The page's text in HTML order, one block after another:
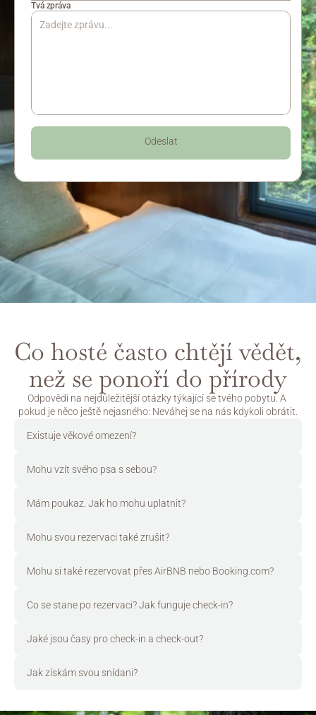
Tvá zpráva
Odeslat
Odeslat nyní
Co hosté často chtějí vědět,
než se ponoří do přírody
Odpovědi na nejdůležitější otázky týkající se tvého pobytu. A
pokud je něco ještě nejasného: Neváhej se na nás kdykoli obrátit.
Existuje věkové omezení?
Mohu vzít svého psa s sebou?
Mám poukaz. Jak ho mohu uplatnit?
Mohu svou rezervaci také zrušit?
Mohu si také rezervovat přes AirBNB nebo Booking.com?
Co se stane po rezervaci? Jak funguje check-in?
Jaké jsou časy pro check-in a check-out?
Jak získám svou snídani?